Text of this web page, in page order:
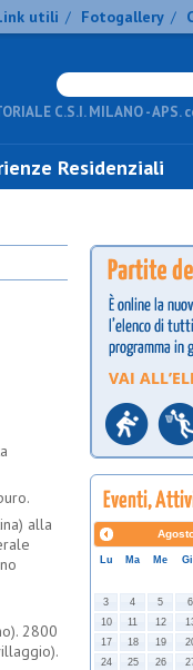
utili / Fotogallery /
C.S.I. MILANO - APS.
Residenziali
alla
2800
Lu Ma Me
3
4 5 6
10
11 12
17
18 19
24
25 26